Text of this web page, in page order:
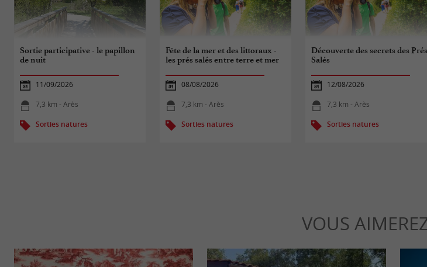
Sortie participative - le papillon
de nuit
11/09/2026
7,3 km - Arès
Sorties natures
Fête de la mer et des littoraux -
les prés salés entre terre et mer
08/08/2026
7,3 km - Arès
Sorties natures
Découverte des secrets des Prés
Salés
12/08/2026
7,3 km - Arès
Sorties natures
VOUS